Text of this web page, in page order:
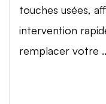
touches usées,
intervention
remplacer votre